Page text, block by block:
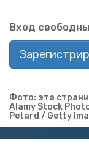
Вход
Фото: эта
Alamy Stock
Petard / Getty